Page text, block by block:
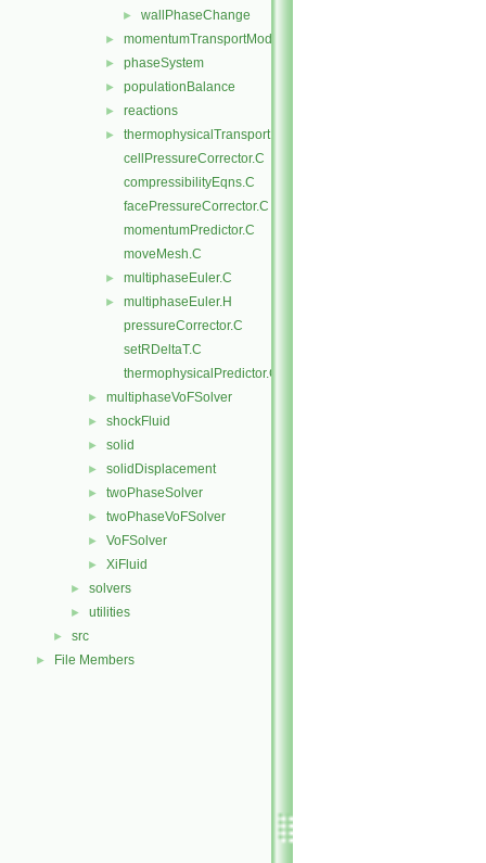
► wallPhaseChange
► momentumTransportModels
► phaseSystem
► populationBalance
► reactions
►
thermophysicalTransportModels
cellPressureCorrector.C
compressibilityEqns.C
facePressureCorrector.C
momentumPredictor.C
moveMesh.C
► multiphaseEuler.C
►
multiphaseEuler.H
pressureCorrector.C
setRDeltaT.C
thermophysicalPredictor.C
► multiphaseVoFSolver
► shockFluid
► solid
► solidDisplacement
► twoPhaseSolver
► twoPhaseVoFSolver
► VoFSolver
► XiFluid
► solvers
► utilities
► src
► File Members